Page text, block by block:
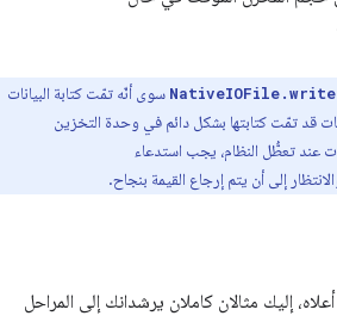
سوى أنّه تمّت كتابة البيانات
قد تمّت كتابتها بشكل دائم في وحدة التخزين
عند تعطُّل النظام، يجب استدعاء
إلى أن يتم إرجاع القيمة بنجاح.
إليك مثالان كاملان يرشدانك إلى المراحل